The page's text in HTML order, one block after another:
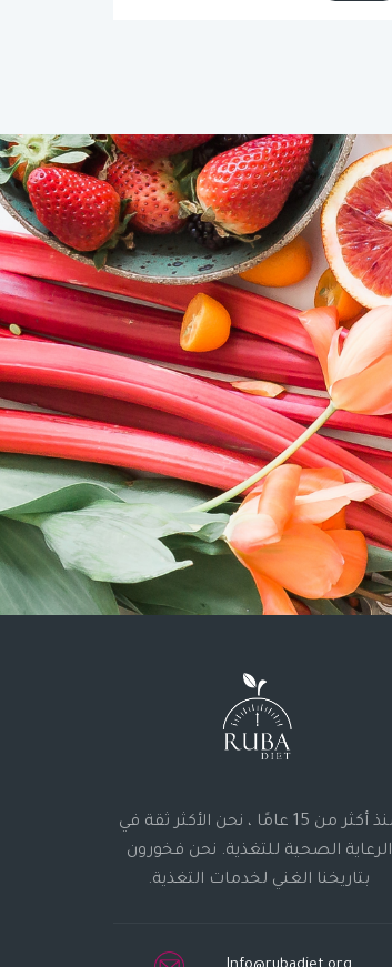
منذ أكثر من 15 عامًا ، نحن الأكثر ثقة في
الرعاية الصحية للتغذية. نحن فخورون
بتاريخنا الغني لخدمات التغذية.